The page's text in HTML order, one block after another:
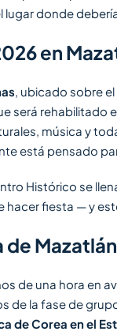
lugar donde
en
, ubicado sobre
será rehabilitado
música y
está pensado
Histórico se
fiesta — y
de una hora en
de la fase de
de Corea en el